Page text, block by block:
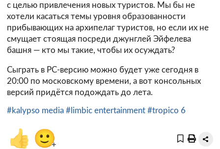
с целью привлечения новых туристов. Мы бы не
хотели касаться темы уровня образованности
прибывающих на архипелаг туристов, но если их не
смущает стоящая посреди джунглей Эйфелева
башня — кто мы такие, чтобы их осуждать?
Сыграть в PC-версию можно будет уже сегодня в
20:00 по московскому времени, а вот консольных
версий придётся подождать до лета.
#kalypso media #limbic entertainment #tropico 6
👍 🙂+